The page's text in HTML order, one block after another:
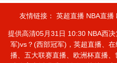
友情链接： 英超直播 NBA直播
提供高清05月31日 10:30 NBA西
军)vs？(西部冠军)，英超直播、
播、五大联赛直播、欧洲杯直播